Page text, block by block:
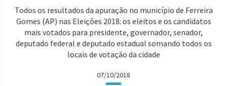
Todos os resultados da apuração no município de Ferreira
Gomes (AP) nas Eleições 2018: os eleitos e os candidatos
mais votados para presidente, governador, senador,
deputado federal e deputado estadual somando todos os
locais de votação da cidade
07/10/2018